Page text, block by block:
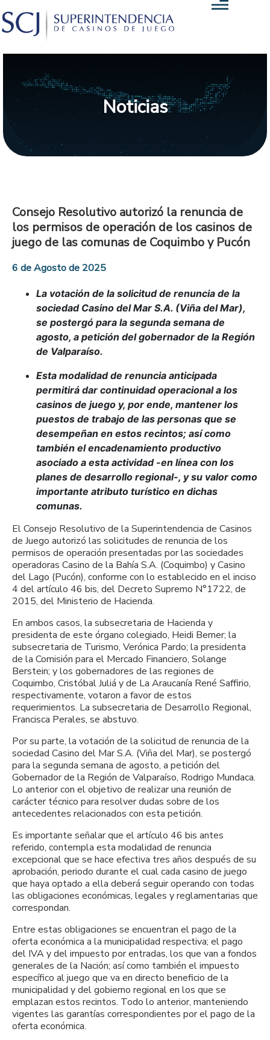
Noticias
Consejo Resolutivo autorizó la renuncia de
los permisos de operación de los casinos de
juego de las comunas de Coquimbo y Pucón
6 de Agosto de 2025
La votación de la solicitud de renuncia de la
sociedad Casino del Mar S.A. (Viña del Mar),
se postergó para la segunda semana de
agosto, a petición del gobernador de la Región
de Valparaíso.
Esta modalidad de renuncia anticipada
permitirá dar continuidad operacional a los
casinos de juego y, por ende, mantener los
puestos de trabajo de las personas que se
desempeñan en estos recintos; así como
también el encadenamiento productivo
asociado a esta actividad-en línea con los
planes de desarrollo regional-, y su valor como
importante atributo turístico en dichas
comunas.
El Consejo Resolutivo de la Superintendencia de Casinos
de Juego autorizó las solicitudes de renuncia de los
permisos de operación presentadas por las sociedades
operadoras Casino de la Bahía S.A. (Coquimbo) y Casino
del Lago (Pucón), conforme con lo establecido en el inciso
4 del artículo 46 bis, del Decreto Supremo N°1722, de
2015, del Ministerio de Hacienda.
En ambos casos, la subsecretaria de Hacienda y
presidenta de este órgano colegiado, Heidi Berner; la
subsecretaria de Turismo, Verónica Pardo; la presidenta
de la Comisión para el Mercado Financiero, Solange
Berstein; y los gobernadores de las regiones de
Coquimbo, Cristóbal Juliá y de La Araucanía René Saffirio,
respectivamente, votaron a favor de estos
requerimientos. La subsecretaria de Desarrollo Regional,
Francisca Perales, se abstuvo.
Por su parte, la votación de la solicitud de renuncia de la
sociedad Casino del Mar S.A. (Viña del Mar), se postergó
para la segunda semana de agosto, a petición del
Gobernador de la Región de Valparaíso, Rodrigo Mundaca.
Lo anterior con el objetivo de realizar una reunión de
carácter técnico para resolver dudas sobre de los
antecedentes relacionados con esta petición.
Es importante señalar que el artículo 46 bis antes
referido, contempla esta modalidad de renuncia
excepcional que se hace efectiva tres años después de su
aprobación, periodo durante el cual cada casino de juego
que haya optado a ella deberá seguir operando con todas
las obligaciones económicas, legales y reglamentarias que
correspondan.
Entre estas obligaciones se encuentran el pago de la
oferta económica a la municipalidad respectiva; el pago
del IVA y del impuesto por entradas, los que van a fondos
generales de la Nación; así como también el impuesto
específico al juego que va en directo beneficio de la
municipalidad y del gobierno regional en los que se
emplazan estos recintos. Todo lo anterior, manteniendo
vigentes las garantías correspondientes por el pago de la
oferta económica.